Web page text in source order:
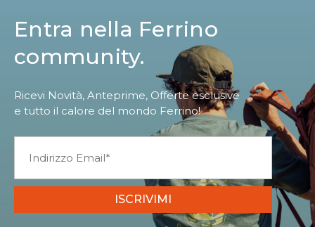
Entra nella Ferrino
community.
Ricevi Novità, Anteprime, Offerte esclusive
e tutto il calore del mondo Ferrino!
ISCRIVIMI